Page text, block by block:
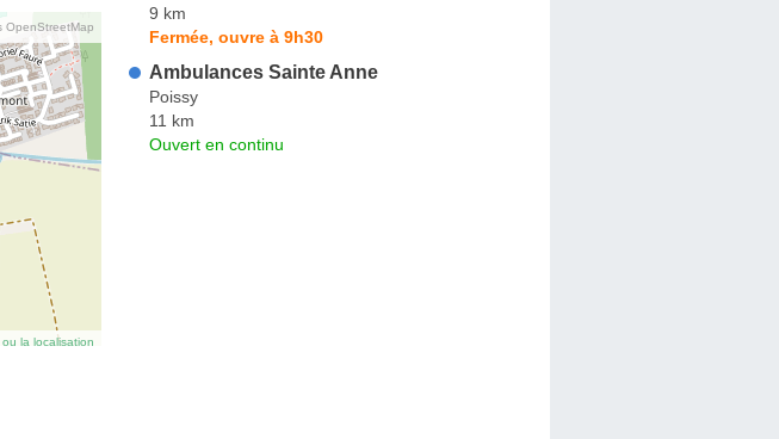
OpenStreetMap
ou la localisation
9 km
Fermée, ouvre à 9h30
Ambulances Sainte Anne
Poissy
11 km
Ouvert en continu